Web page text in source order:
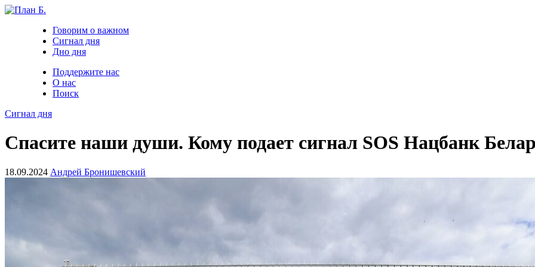
Говорим о важном
Сигнал дня
Дно дня
Поддержите нас
О нас
Поиск
Сигнал дня
Спасите наши души. Кому подает сигнал SOS Нацбанк
18.09.2024 Андрей Бронишевский